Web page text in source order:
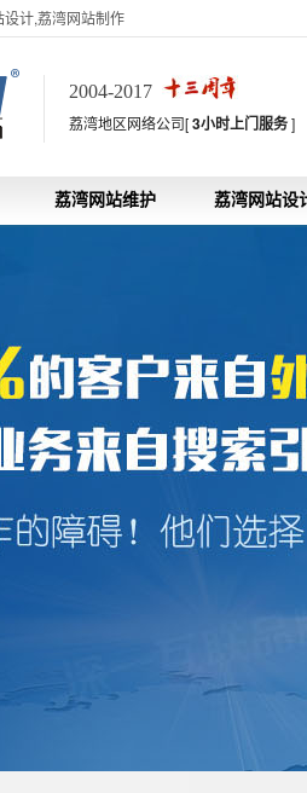
计,荔湾网站制作
2004-2017
荔湾地区网络公司[3小时上门服务]
荔湾网站维护 荔湾网站设